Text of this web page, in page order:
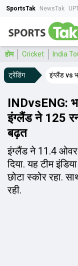
SportsTak NewsTak
होम Cricket India
ट्रेंडिंग इंग्लैंड vs
INDvsENG:
इंग्लैंड ने 125
बढ़त
इंग्लैंड ने 11.4 ओवर
दिया. यह टीम
छोटा स्कोर रहा.
रही.